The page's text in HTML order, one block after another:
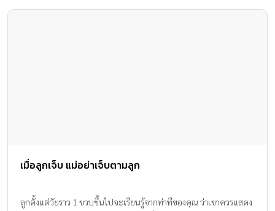
เมื่อลูกเจ็บ แม่อย่าเจ็บตามลูก
ลูกตั้งแต่วัยราว 1 ขวบขึ้นไปจะเรียนรู้จากท่าทีของคุณ ว่าเขาควรแสดง